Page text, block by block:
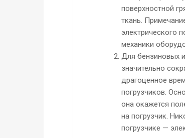
поверхностной
ткань.
электрического
механики
Для бензиновых
значительно
драгоценное
погрузчиков.
она окажется
на погрузчик.
погрузчике —